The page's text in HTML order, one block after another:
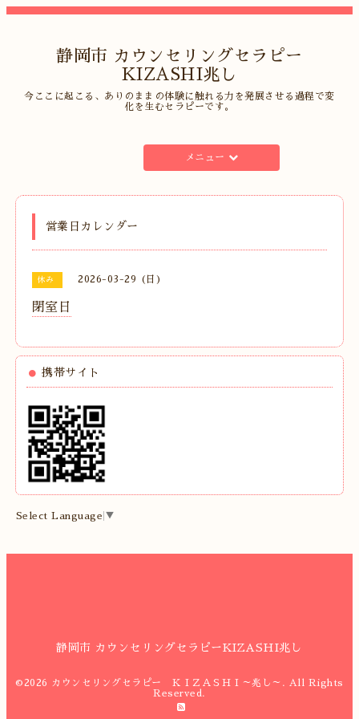
静岡市 カウンセリングセラピー
KIZASHI兆し
今ここに起こる、ありのままの体験に触れる力を発展させる過程で変
化を生むセラピーです。
メニュー
営業日カレンダー
休み 2026-03-29 (日)
閉室日
携帯サイト
Select Language ▼
静岡市 カウンセリングセラピーKIZASHI兆し
©2026 カウンセリングセラピー ＫＩＺＡＳＨＩ～兆し～ . All Rights
Reserved.